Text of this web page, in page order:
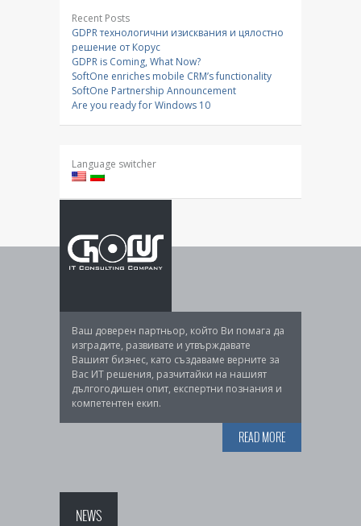
Recent Posts
GDPR технологични изисквания и цялостно
решение от Корус
GDPR is Coming, What Now?
SoftOne enriches mobile CRM’s functionality
SoftOne Partnership Announcement
Are you ready for Windows 10
Language switcher
Ваш доверен партньор, който Ви помага да
изградите, развивате и утвърждавате
Вашият бизнес, като създаваме верните за
Вас ИТ решения, разчитайки на нашият
дългогодишен опит, експертни познания и
компетентен екип.
READ MORE
NEWS